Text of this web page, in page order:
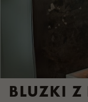
BLUZKI Z